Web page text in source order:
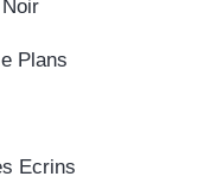
Plans
Ecrins